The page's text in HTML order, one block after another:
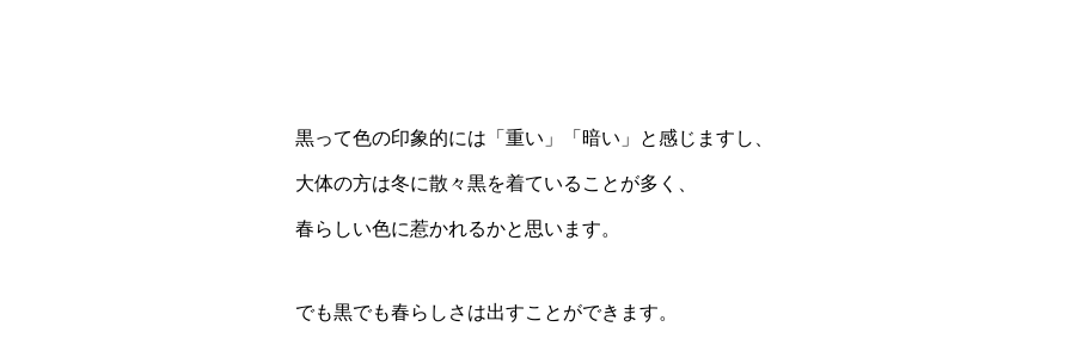
黒って色の印象的には「重い」「暗い」と感じますし、
大体の方は冬に散々黒を着ていることが多く、
春らしい色に惹かれるかと思います。
でも黒でも春らしさは出すことができます。